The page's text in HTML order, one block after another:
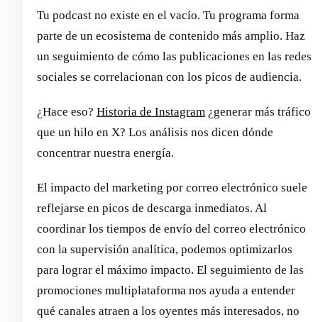
Tu podcast no existe en el vacío. Tu programa forma
parte de un ecosistema de contenido más amplio. Haz
un seguimiento de cómo las publicaciones en las redes
sociales se correlacionan con los picos de audiencia.
¿Hace eso? Historia de Instagram ¿generar más tráfico
que un hilo en X? Los análisis nos dicen dónde
concentrar nuestra energía.
El impacto del marketing por correo electrónico suele
reflejarse en picos de descarga inmediatos. Al
coordinar los tiempos de envío del correo electrónico
con la supervisión analítica, podemos optimizarlos
para lograr el máximo impacto. El seguimiento de las
promociones multiplataforma nos ayuda a entender
qué canales atraen a los oyentes más interesados, no